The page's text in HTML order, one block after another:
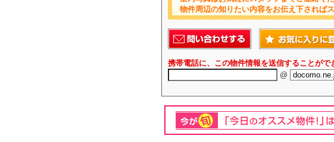
物件周辺の知りたい内容をお伝え下されば
携帯電話に、この物件情報を送信することがで
@